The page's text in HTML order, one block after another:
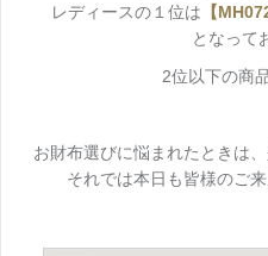
レディースの１位は 【
となって
2位以下の商
お財布選びに悩まれたときは
それでは本日も皆様のご